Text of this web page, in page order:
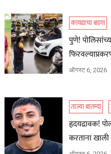
कायद्याचा बडगा
पुणे!
ऑगस्ट 6, 2026
ताज्या बातम्या
हृदयद्रावक!
करताना